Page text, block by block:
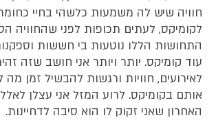
חוויה שיש לה משמעות כלשהי בחיי
לקומיקס, לעתים תכופות לפני שהחוויה
התחושות הללו נוטעות בי חששות
עוד קומיקס. יותר ויותר אני חושב שזה
לאירועים, חוויות ורגשות להבשיל זמן
אותם בקומיקס. לרוע המזל אני עצלן
האחרון שאני זקוק לו הוא סיבה לדחיינות.